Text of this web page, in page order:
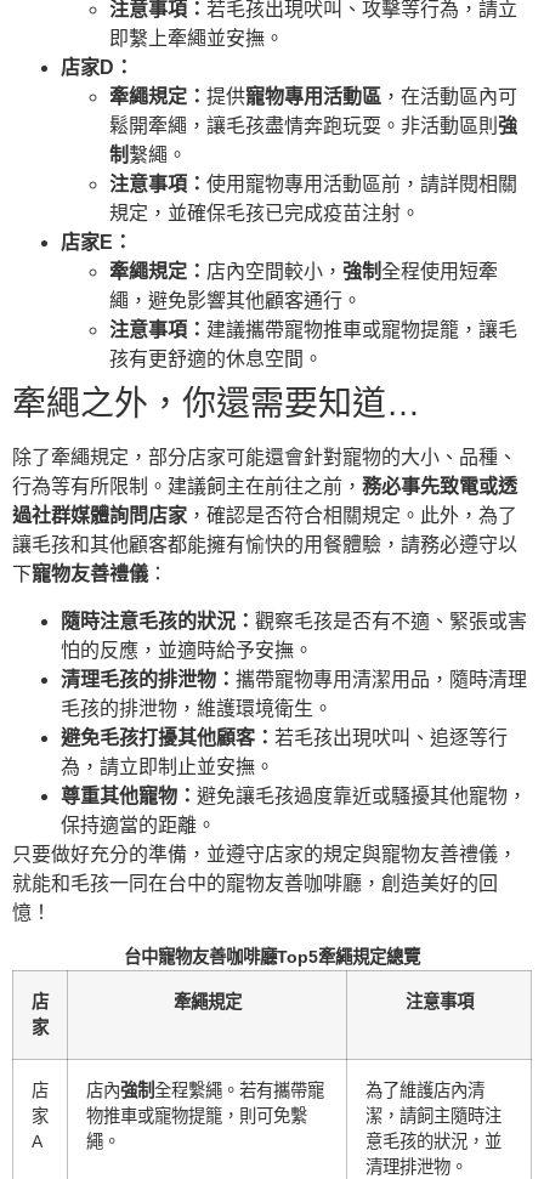
注意事項： 若毛孩出現吠叫、攻擊等行為，請立
即繫上牽繩並安撫。
店家D：
牽繩規定： 提供寵物專用活動區 ，在活動區內可
鬆開牽繩，讓毛孩盡情奔跑玩耍。非活動區則 強
制 繫繩。
注意事項： 使用寵物專用活動區前，請詳閱相關
規定，並確保毛孩已完成疫苗注射。
店家E：
牽繩規定： 店內空間較小， 強制全程使用短牽
繩，避免影響其他顧客通行。
注意事項： 建議攜帶寵物推車或寵物提籠，讓毛
孩有更舒適的休息空間。
牽繩之外，你還需要知道…
除了牽繩規定，部分店家可能還會針對寵物的大小、品種、
行為等有所限制。建議飼主在前往之前， 務必事先致電或透
過社群媒體詢問店家 ，確認是否符合相關規定。此外，為了
讓毛孩和其他顧客都能擁有愉快的用餐體驗，請務必遵守以
下寵物友善禮儀 ：
隨時注意毛孩的狀況： 觀察毛孩是否有不適、緊張或害
怕的反應，並適時給予安撫。
清理毛孩的排泄物： 攜帶寵物專用清潔用品，隨時清理
毛孩的排泄物，維護環境衛生。
避免毛孩打擾其他顧客： 若毛孩出現吠叫、追逐等行
為，請立即制止並安撫。
尊重其他寵物： 避免讓毛孩過度靠近或騷擾其他寵物，
保持適當的距離。
只要做好充分的準備，並遵守店家的規定與寵物友善禮儀，
就能和毛孩一同在台中的寵物友善咖啡廳，創造美好的回
憶！
台中寵物友善咖啡廳Top5牽繩規定總覽
店
家
牽繩規定 注意事項
店
家
A
店內強制全程繫繩。若有攜帶寵
物推車或寵物提籠，則可免繫
繩。
為了維護店內清
潔，請飼主隨時注
意毛孩的狀況，並
清理排泄物。